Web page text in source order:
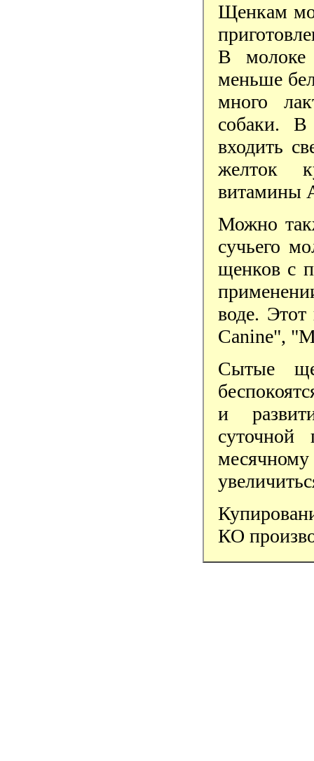
Щенкам
В молоке
меньше
много
собаки. В
входить
желток
витамины
Можно
сучьего
щенков с
воде.
Canine",
Сытые
и
КО